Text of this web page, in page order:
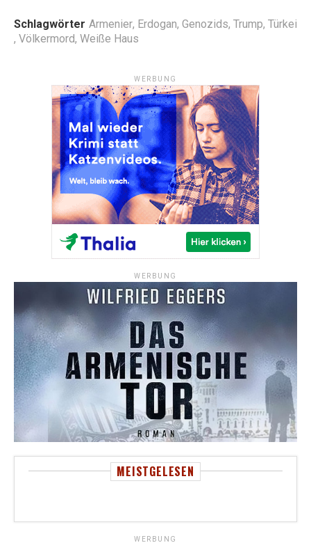
Schlagwörter Armenier, Erdogan, Genozids, Trump, Türkei
, Völkermord, Weiße Haus
WERBUNG
WERBUNG
MEISTGELESEN
WERBUNG